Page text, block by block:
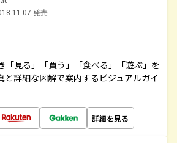
発売
「見る」「買う」「食べる」「遊ぶ」を
と詳細な図解で案内するビジュアルガイ
詳細を見る